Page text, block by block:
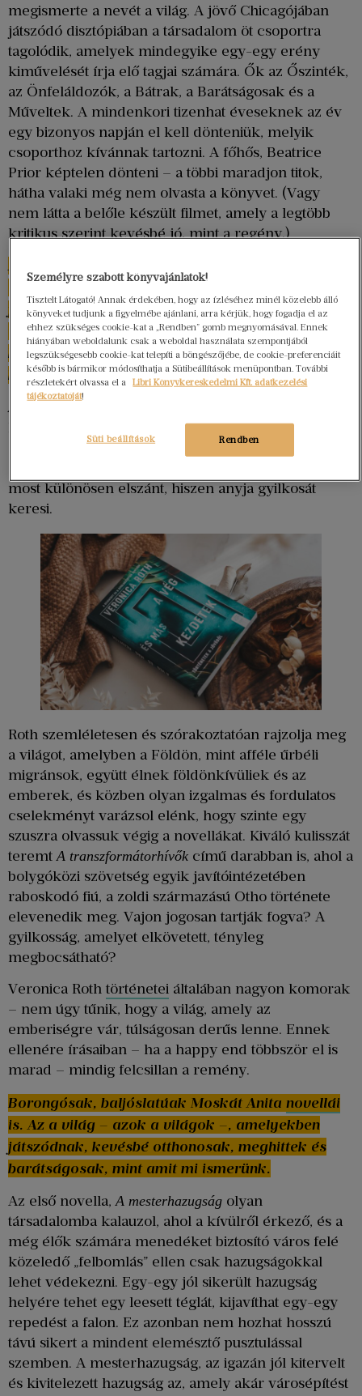
megismerte a nevét a világ. A jövő Chicagójában
játszódó disztópiában a társadalom öt csoportra
tagolódik, amelyek mindegyike egy-egy erény
kiművelését írja elő tagjai számára. Ők az Őszinték,
az Önfeláldozók, a Bátrak, a Barátságosak és a
Műveltek. A mindenkori tizenhat éveseknek az év
egy bizonyos napján el kell dönteniük, melyik
csoporthoz kívánnak tartozni. A főhős, Beatrice
Prior képtelen dönteni – a többi maradjon titok,
hátha valaki még nem olvasta a könyvet. (Vagy
nem látta a belőle készült filmet, amely a legtöbb
kritikus szerint kevésbé jó, mint a regény.)
A Vég és más kezdetek novellái a fejlett
technológiájú, közelebbi vagy távolabbi jövőben
játszódnak. Maguk a történetek és a szereplők
ugyanakkor nagyon is emberiek, és a felmerülő
kérdések, problémák jól vonatkoztathatók
korunkra is.
A párkák
lány általában „piócákra” vadászik – ártalmas és
gonosz földönkívüliek. A legtöbb nem ilyen. 99,9
most különösen elszánt, hiszen anyja gyilkosát
keresi.
Roth szemléletesen és szórakoztatóan rajzolja meg
a világot, amelyben a Földön, mint afféle űrbéli
migránsok, együtt élnek földönkívüliek és az
emberek, és közben olyan izgalmas és fordulatos
cselekményt varázsol elénk, hogy szinte egy
szuszra olvassuk végig a novellákat. Kiváló kulisszát
teremtA transzformátorhívők című darabban is, ahol a
bolygóközi szövetség egyik javítóintézetében
raboskodó fiú, a zoldi származású Otho története
elevenedik meg. Vajon jogosan tartják fogva? A
gyilkosság, amelyet elkövetett, tényleg
megbocsátható?
Veronica Roth történetei általában nagyon komorak
– nem úgy tűnik, hogy a világ, amely az
emberiségre vár, túlságosan derűs lenne. Ennek
ellenére írásaiban – ha a happy end többször el is
marad – mindig felcsillan a remény.
Borongósak, baljóslatúak Moskát Anita novellái
is. Az a világ – azok a világok –, amelyekben
játszódnak, kevésbé otthonosak, meghittek és
barátságosak, mint amit mi ismerünk.
Az első novella,A mesterhazugság olyan
társadalomba kalauzol, ahol a kívülről érkező, és a
még élők számára menedéket biztosító város felé
közeledő „felbomlás” ellen csak hazugságokkal
lehet védekezni. Egy-egy jól sikerült hazugság
helyére tehet egy leesett téglát, kijavíthat egy-egy
repedést a falon. Ez azonban nem hozhat hosszú
távú sikert a mindent elemésztő pusztulással
szemben. A mesterhazugság, az igazán jól kitervelt
és kivitelezett hazugság az, amely akár városépítést
Személyre szabott könyvajánlatok!
Tisztelt Látogató! Annak érdekében, hogy az ízléséhez minél közelebb álló
könyveket tudjunk a figyelmébe ajánlani, arra kérjük, hogy fogadja el az
ehhez szükséges cookie-kat a „Rendben” gomb megnyomásával. Ennek
hiányában weboldalunk csak a weboldal használata szempontjából
legszükségesebb cookie-kat telepíti a böngészőjébe, de cookie-preferenciáit
később is bármikor módosíthatja a Sütibeállítások menüpontban. További
részletekért olvassa el a
Libri Könyvkereskedelmi Kft. adatkezelési
tájékoztatóját!
Rendben
Süti beállítások